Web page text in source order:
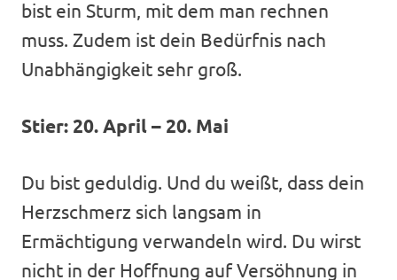
bist ein Sturm, mit dem man rechnen
muss. Zudem ist dein Bedürfnis nach
Unabhängigkeit sehr groß.
Stier: 20. April – 20. Mai
Du bist geduldig. Und du weißt, dass dein
Herzschmerz sich langsam in
Ermächtigung verwandeln wird. Du wirst
nicht in der Hoffnung auf Versöhnung in